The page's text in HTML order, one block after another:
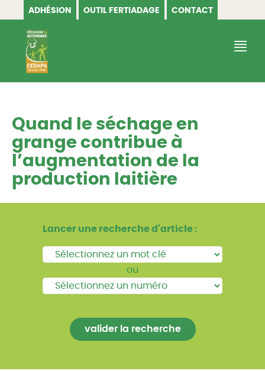
ADHÉSION OUTIL FERTIADAGE CONTACT
CEDAPA
Quand le séchage en
grange contribue à
l’augmentation de la
production laitière
Lancer une recherche d'article :
ou